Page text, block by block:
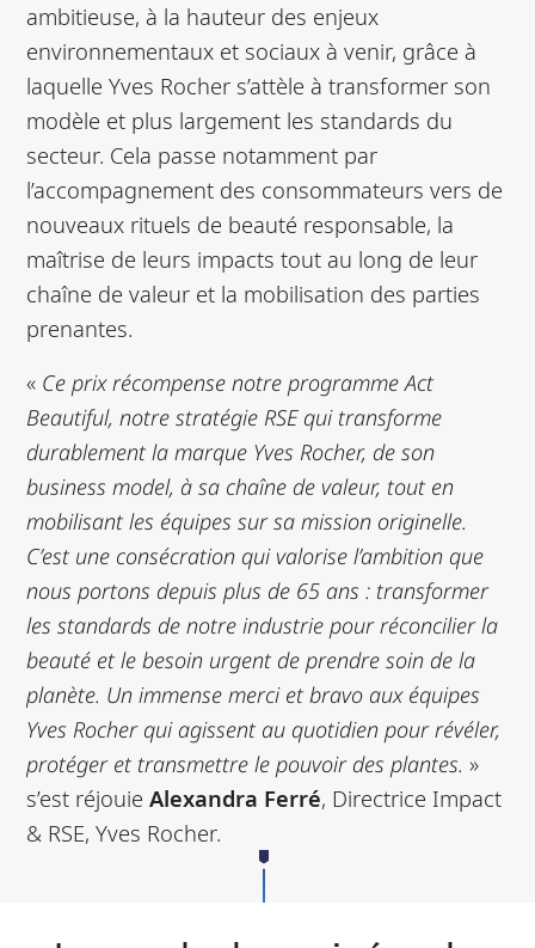
ambitieuse, à la hauteur des enjeux
environnementaux et sociaux à venir, grâce à
laquelle Yves Rocher s’attèle à transformer son
modèle et plus largement les standards du
secteur. Cela passe notamment par
l’accompagnement des consommateurs vers de
nouveaux rituels de beauté responsable, la
maîtrise de leurs impacts tout au long de leur
chaîne de valeur et la mobilisation des parties
prenantes.
« Ce prix récompense notre programme Act
Beautiful, notre stratégie RSE qui transforme
durablement la marque Yves Rocher, de son
business model, à sa chaîne de valeur, tout en
mobilisant les équipes sur sa mission originelle.
C’est une consécration qui valorise l’ambition que
nous portons depuis plus de 65 ans : transformer
les standards de notre industrie pour réconcilier la
beauté et le besoin urgent de prendre soin de la
planète. Un immense merci et bravo aux équipes
Yves Rocher qui agissent au quotidien pour révéler,
protéger et transmettre le pouvoir des plantes. »
s’est réjouieAlexandra Ferré, Directrice Impact
& RSE, Yves Rocher.